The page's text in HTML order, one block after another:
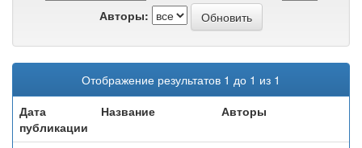
Авторы:
Отображение результатов 1 до 1 из 1
Дата
публикации
Название Авторы